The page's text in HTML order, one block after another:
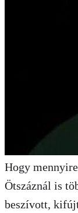
Hogy
Ötszáznál is
beszívott,